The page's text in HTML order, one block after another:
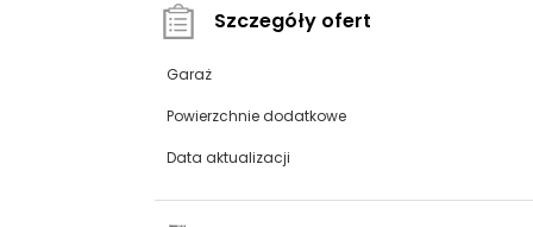
Szczegóły ofert
Garaż
Powierzchnie dodatkowe
Data aktualizacji